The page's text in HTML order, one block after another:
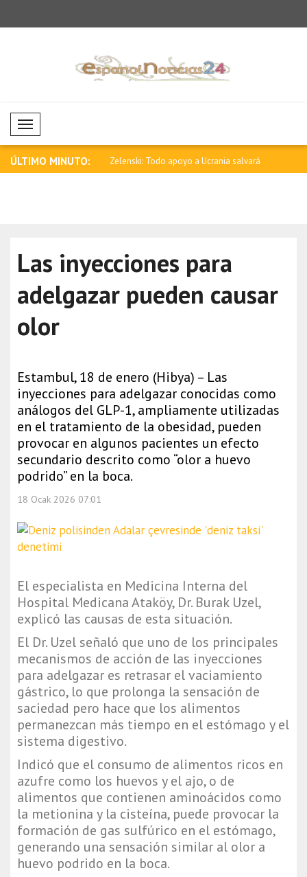
Mobil Menü
ÚLTIMO MINUTO:
destacaron Zelenski: Todo apoyo a Ucrania salvará
Las inyecciones para
adelgazar pueden causar
olor
Estambul, 18 de enero (Hibya) – Las
inyecciones para adelgazar conocidas como
análogos del GLP-1, ampliamente utilizadas
en el tratamiento de la obesidad, pueden
provocar en algunos pacientes un efecto
secundario descrito como “olor a huevo
podrido” en la boca.
18 Ocak 2026 07:01
El especialista en Medicina Interna del
Hospital Medicana Ataköy, Dr. Burak Uzel,
explicó las causas de esta situación.
El Dr. Uzel señaló que uno de los principales
mecanismos de acción de las inyecciones
para adelgazar es retrasar el vaciamiento
gástrico, lo que prolonga la sensación de
saciedad pero hace que los alimentos
permanezcan más tiempo en el estómago y el
sistema digestivo.
Indicó que el consumo de alimentos ricos en
azufre como los huevos y el ajo, o de
alimentos que contienen aminoácidos como
la metionina y la cisteína, puede provocar la
formación de gas sulfúrico en el estómago,
generando una sensación similar al olor a
huevo podrido en la boca.